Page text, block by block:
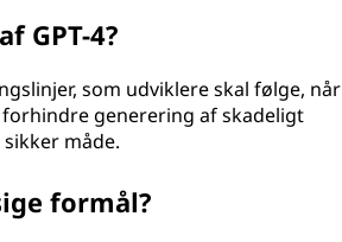
GPT-4?
som udviklere skal følge, når
generering af skadeligt
måde.
formål?